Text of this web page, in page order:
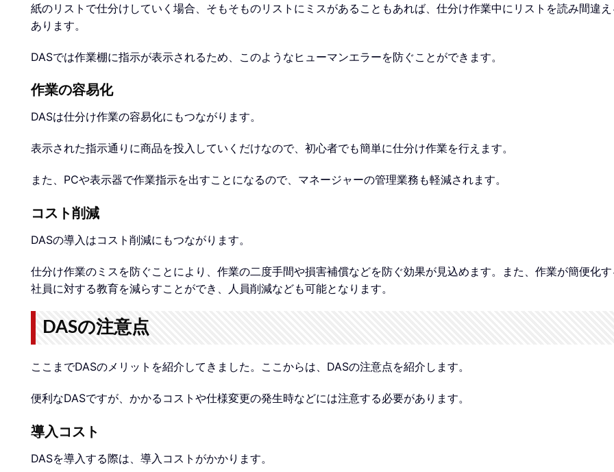
紙のリストで仕分けしていく場合、そもそものリストにミスがあることもあれば、仕分け作業中にリストを読み間違
あります。
DASでは作業棚に指示が表示されるため、このようなヒューマンエラーを防ぐことができます。
作業の容易化
DASは仕分け作業の容易化にもつながります。
表示された指示通りに商品を投入していくだけなので、初心者でも簡単に仕分け作業を行えます。
また、PCや表示器で作業指示を出すことになるので、マネージャーの管理業務も軽減されます。
コスト削減
DASの導入はコスト削減にもつながります。
仕分け作業のミスを防ぐことにより、作業の二度手間や損害補償などを防ぐ効果が見込めます。また、作業が簡便化
社員に対する教育を減らすことができ、人員削減なども可能となります。
DASの注意点
ここまでDASのメリットを紹介してきました。ここからは、DASの注意点を紹介します。
便利なDASですが、かかるコストや仕様変更の発生時などには注意する必要があります。
導入コスト
DASを導入する際は、導入コストがかかります。